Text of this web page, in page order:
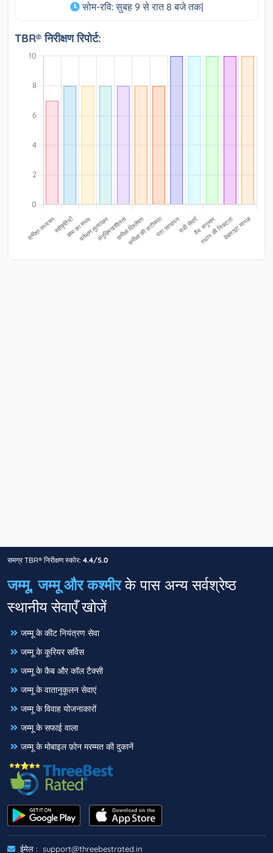
सोम-रवि: सुबह 9 से रात 8 बजे तक|
TBR® निरीक्षण रिपोर्ट:
समग्र TBR® निरीक्षण स्कोर: 4.4/5.0
जम्मू, जम्मू और कश्मीरके पास अन्य सर्वश्रेष्ठ
स्थानीय सेवाएँ खोजें
जम्मू के कीट नियंत्रण सेवा
जम्मू के कूरियर सर्विस
जम्मू के कैब और कॉल टैक्सी
जम्मू के वातानुकूलन सेवाएं
जम्मू के विवाह योजनाकारों
जम्मू के सफाई वाला
जम्मू के मोबाइल फ़ोन मरम्मत की दुकानें
ईमेल : support@threebestrated.in